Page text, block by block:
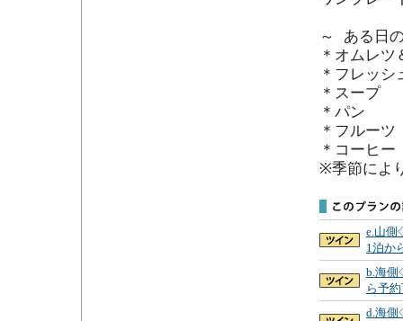
～ ある日
＊オムレツ
＊フレッシ
＊スープ
＊パン
＊フルーツ
＊コーヒー
※季節によ
e.山側
1泊か
b.海側
ら予
d.海側